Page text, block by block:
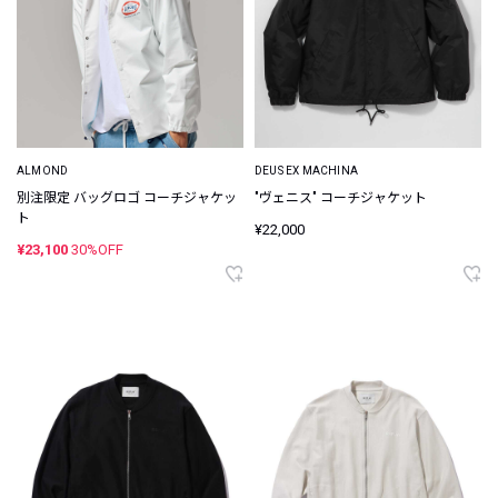
ALMOND
別注限定 バッグロゴ コーチジャケッ
ト
¥23,100 30%OFF
DEUS EX MACHINA
"ヴェニス" コーチジャケット
¥22,000